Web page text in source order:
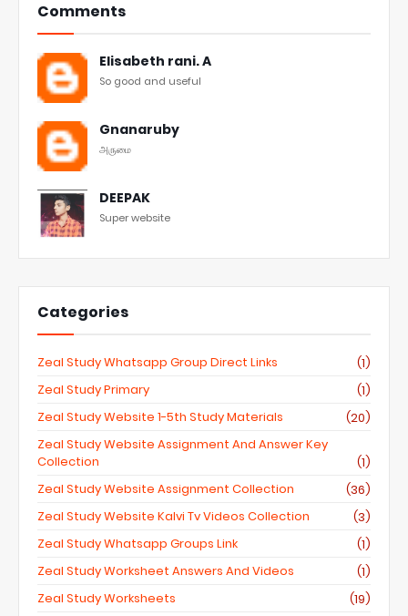
Comments
Elisabeth rani. A
So good and useful
Gnanaruby
அருமை
DEEPAK
Super website
Categories
Zeal Study Whatsapp Group Direct Links
(1)
Zeal Study Primary
(1)
Zeal Study Website 1-5th Study Materials
(20)
Zeal Study Website Assignment And Answer Key
Collection
(1)
Zeal Study Website Assignment Collection
(36)
Zeal Study Website Kalvi Tv Videos Collection
(3)
Zeal Study Whatsapp Groups Link
(1)
Zeal Study Worksheet Answers And Videos
(1)
Zeal Study Worksheets
(19)